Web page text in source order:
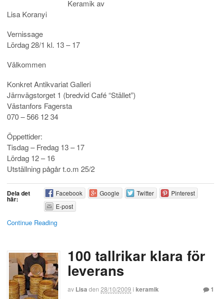
Keramik av
Lisa Koranyi
Vernissage
Lördag 28/1 kl. 13 – 17
Välkommen
Konkret Antikvariat Galleri
Järnvägstorget 1 (bredvid Café “Stället”)
Västanfors Fagersta
070 – 566 12 34
Öppettider:
Tisdag – Fredag 13 – 17
Lördag 12 – 16
Utställning pågår t.o.m 25/2
Dela det
här:
Facebook Google Twitter
Pinterest
E-post
Continue Reading
100 tallrikar klara för
leverans
av Lisa den 28/10/2009 i keramik 1